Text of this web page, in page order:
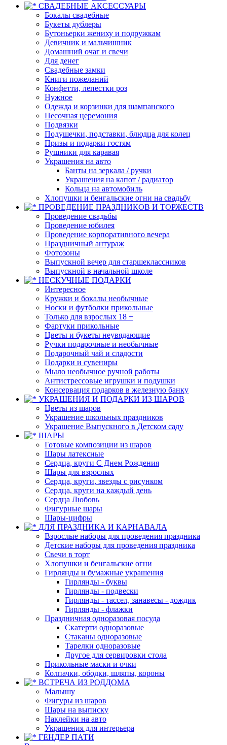
СВАДЕБНЫЕ АКСЕССУАРЫ
Бокалы свадебные
Букеты дублеры
Бутоньерки жениху и подружкам
Девичник и мальчишник
Домашний очаг и свечи
Для денег
Свадебные замки
Книги пожеланий
Конфетти, лепестки роз
Нужное
Одежда и корзинки для шампанского
Песочная церемония
Подвязки
Подушечки, подставки, блюдца для колец
Призы и подарки гостям
Рушники для каравая
Украшения на авто
Банты на зеркала / ручки
Украшения на капот / радиатор
Кольца на автомобиль
Хлопушки и бенгальские огни на свадьбу
ПРОВЕДЕНИЕ ПРАЗДНИКОВ И ТОРЖЕСТВ
Проведение свадьбы
Проведение юбилея
Проведение корпоративного вечера
Праздничный антураж
Фотозоны
Выпускной вечер для старшеклассников
Выпускной в начальной школе
НЕСКУЧНЫЕ ПОДАРКИ
Интересное
Кружки и бокалы необычные
Носки и футболки прикольные
Только для взрослых 18 +
Фартуки прикольные
Цветы и букеты неувядающие
Ручки подарочные и необычные
Подарочный чай и сладости
Подарки и сувениры
Мыло необычное ручной работы
Антистрессовые игрушки и подушки
Консервация подарков в железную банку
УКРАШЕНИЯ И ПОДАРКИ ИЗ ШАРОВ
Цветы из шаров
Украшение школьных праздников
Украшение Выпускного в Детском саду
ШАРЫ
Готовые композиции из шаров
Шары латексные
Сердца, круги С Днем Рождения
Шары для взрослых
Сердца, круги, звезды с рисунком
Сердца, круги на каждый день
Сердца Любовь
Фигурные шары
Шары-цифры
ДЛЯ ПРАЗДНИКА И КАРНАВАЛА
Взрослые наборы для проведения праздника
Детские наборы для проведения праздника
Свечи в торт
Хлопушки и бенгальские огни
Гирлянды и бумажные украшения
Гирлянды - буквы
Гирлянды - подвески
Гирлянды - тассел, занавесы - дождик
Гирлянды - флажки
Праздничная одноразовая посуда
Скатерти одноразовые
Стаканы одноразовые
Тарелки одноразовые
Другое для сервировки стола
Прикольные маски и очки
Колпачки, ободки, шляпы, короны
ВСТРЕЧА ИЗ РОДДОМА
Малышу
Фигуры из шаров
Шары на выписку
Наклейки на авто
Украшения для интерьера
ГЕНДЕР ПАТИ